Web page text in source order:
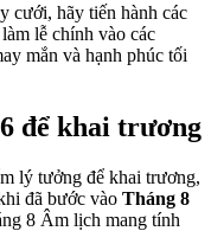
cưới, hãy tiến hành các
lễ chính vào các
mắn và hạnh phúc tối
để khai trương
lý tưởng để khai trương,
đã bước vào Tháng 8
8 Âm lịch mang tính